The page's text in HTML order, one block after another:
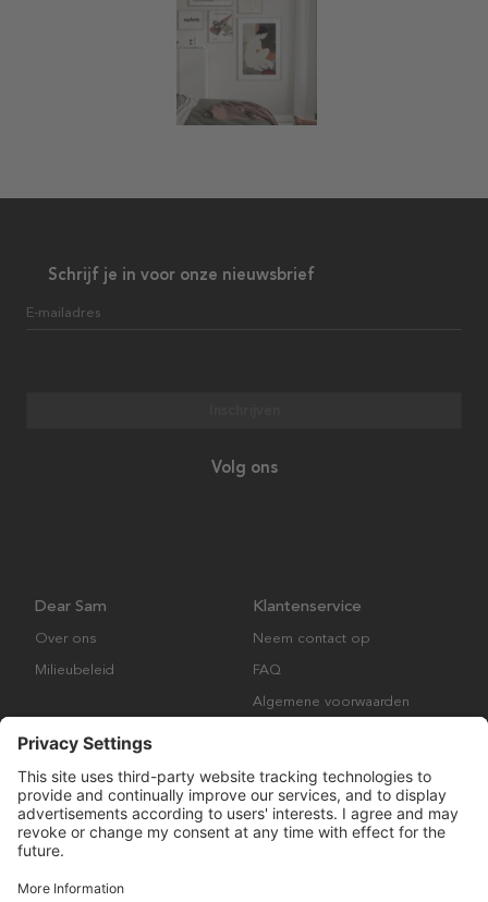
Schrijf je in voor onze nieuwsbrief
E-mailadres
Volg ons
Dear Sam
Over ons
Milieubeleid
Klantenservice
Neem contact op
FAQ
Algemene voorwaarden
Copyright © Many Brands AB 2023. Alle rechten voorbehouden.